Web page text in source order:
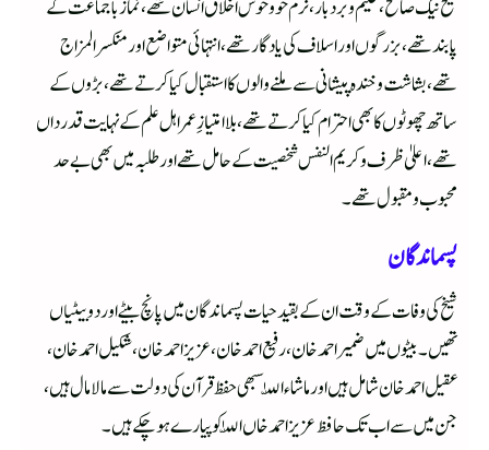
شیخ نیک صالح، حلیم و بردبار، نرم خو و خوش اخلاق انسان تھے، نماز باجماعت کے
پابند تھے، بزرگوں اور اسلاف کی یادگار تھے، انتہائی متواضع اور منکسر المزاج
تھے، بشاشت وخندہ پیشانی سے ملنے والوں کا استقبال کیا کرتے تھے، بڑوں کے
ساتھ چھوٹوں کا بھی احترام کیا کرتے تھے، بلا امتیازِ عمر اہل علم کے نہایت قدرداں
تھے، اعلیٰ ظرف و کریم النفس شخصیت کے حامل تھے اور طلبہ میں بھی بے حد
محبوب و مقبول تھے۔
پسماندگان
شیخ کی وفات کے وقت ان کے بقید حیات پسماندگان میں پانچ بیٹے اور دو بیٹیاں
تھیں۔ بیٹوں میں ضمیر احمد خان، رفیع احمد خان، عزيز احمد خان، شكيل احمد خان،
عقيل احمد خان شامل ہیں اور ماشاء اللّٰہ سبھی حفظ قرآن کی دولت سے مالا مال ہیں،
جن میں سے اب تک حافظ عزیز احمد خاں اللّٰہ کو پیارے ہو چکے ہیں۔